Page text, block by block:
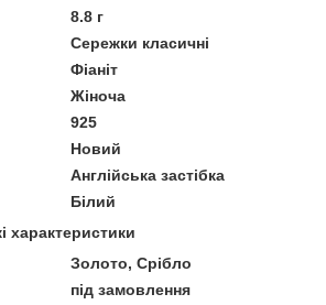
8.8 г
Сережки класичні
Фіаніт
Жіноча
925
Новий
Англійська застібка
Білий
характеристики
Золото, Срібло
під замовлення